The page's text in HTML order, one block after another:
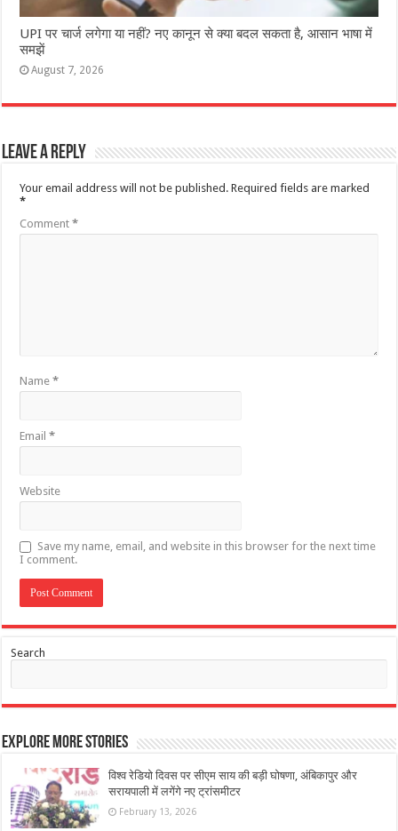
UPI पर चार्ज लगेगा या नहीं? नए कानून से क्या बदल सकता है, आसान भाषा में
समझें
August 7, 2026
Leave a Reply
Your email address will not be published. Required fields are marked
*
Comment*
Name*
Email*
Website
Save my name, email, and website in this browser for the next time
I comment.
Search
Explore More Stories
विश्व रेडियो दिवस पर सीएम साय की बड़ी घोषणा, अंबिकापुर और
सरायपाली में लगेंगे नए ट्रांसमीटर
February 13, 2026